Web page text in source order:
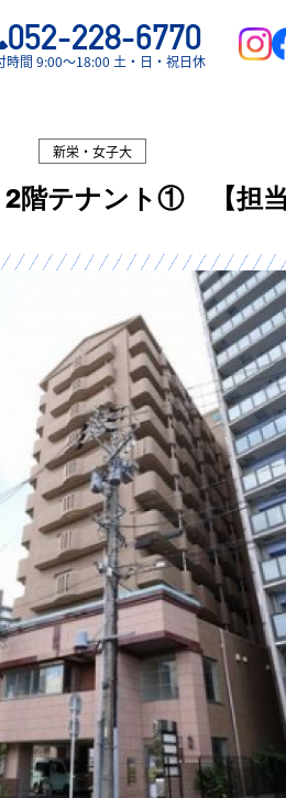
052-228-6770
時間 9:00〜18:00 土・日・祝日休
新栄・女子大
階テナント① 【担当